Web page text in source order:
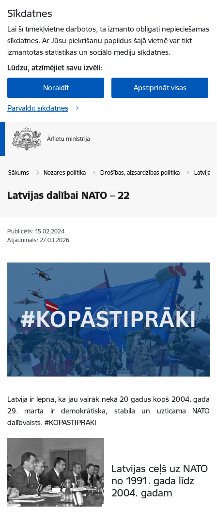
Sīkdatnes
Lai šī tīmekļvietne darbotos, tā izmanto obligāti nepieciešamās
sīkdatnes. Ar Jūsu piekrišanu papildus šajā vietnē var tikt
izmantotas statistikas un sociālo mediju sīkdatnes.
Lūdzu, atzīmējiet savu izvēli:
Noraidīt Apstiprināt visas
Pārvaldīt sīkdatnes
Sākums Nozares politika Drošības, aizsardzības politika Latvijas
Latvijas dalībai NATO – 22
Publicēts: 15.02.2024.
Atjaunināts: 27.03.2026.
Latvija ir lepna, ka jau vairāk nekā 20 gadus kopš 2004. gada
29. marta ir demokrātiska, stabila un uzticama NATO
dalībvalsts. #KOPĀSTIPRĀKI
Latvijas ceļš uz NATO
no 1991. gada līdz
2004. gadam